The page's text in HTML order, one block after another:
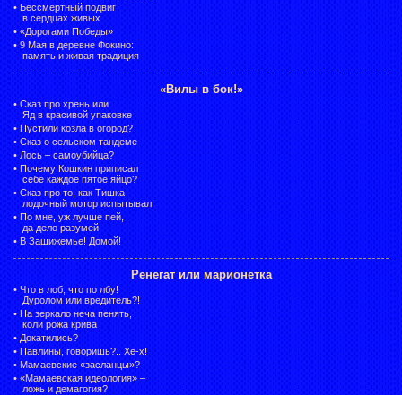
• Бессмертный подвиг
в сердцах живых
• «Дорогами Победы»
• 9 Мая в деревне Фокино:
память и живая традиция
«Вилы в бок!»
• Сказ про хрень или
Яд в красивой упаковке
• Пустили козла в огород?
• Сказ о сельском тандеме
• Лось – самоубийца?
• Почему Кошкин приписал
себе каждое пятое яйцо?
• Сказ про то, как Тишка
лодочный мотор испытывал
• По мне, уж лучше пей,
да дело разумей
• В Зашижемье! Домой!
Ренегат или марионетка
• Что в лоб, что по лбу!
Дуролом или вредитель?!
• На зеркало неча пенять,
коли рожа крива
• Докатились?
• Павлины, говоришь?.. Хе-х!
• Мамаевские «засланцы»?
• «Мамаевская идеология» –
ложь и демагогия?